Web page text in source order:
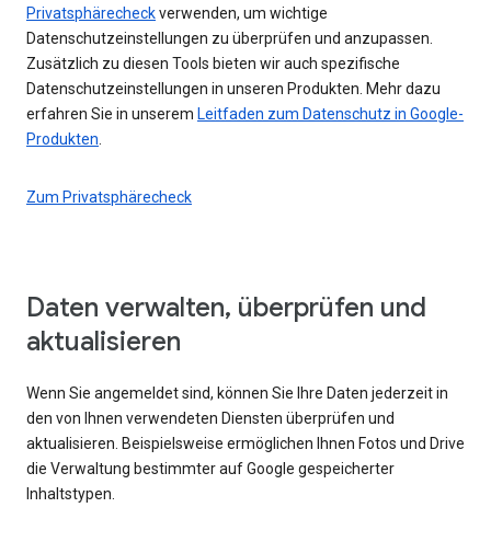
Privatsphärecheckverwenden, um wichtige
Datenschutzeinstellungen zu überprüfen und anzupassen.
Zusätzlich zu diesen Tools bieten wir auch spezifische
Datenschutzeinstellungen in unseren Produkten. Mehr dazu
erfahren Sie in unserem Leitfaden zum Datenschutz in Google-
Produkten
Zum Privatsphärecheck
Daten verwalten, überprüfen und
aktualisieren
Wenn Sie angemeldet sind, können Sie Ihre Daten jederzeit in
den von Ihnen verwendeten Diensten überprüfen und
aktualisieren. Beispielsweise ermöglichen Ihnen Fotos und Drive
die Verwaltung bestimmter auf Google gespeicherter
Inhaltstypen.